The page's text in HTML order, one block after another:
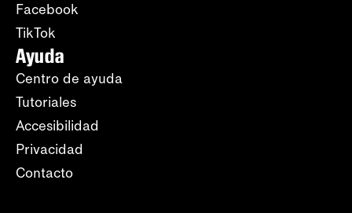
Facebook
TikTok
Ayuda
Centro de ayuda
Tutoriales
Accesibilidad
Privacidad
Contacto